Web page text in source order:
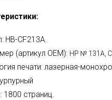
HB-CF213A.
(артикул OEM): HP № 131A,
печати: лазерная-
1800 страниц.